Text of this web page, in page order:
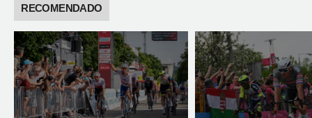
RECOMENDADO